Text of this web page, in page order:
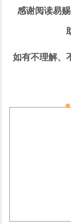
感谢阅读易
如有不理解、